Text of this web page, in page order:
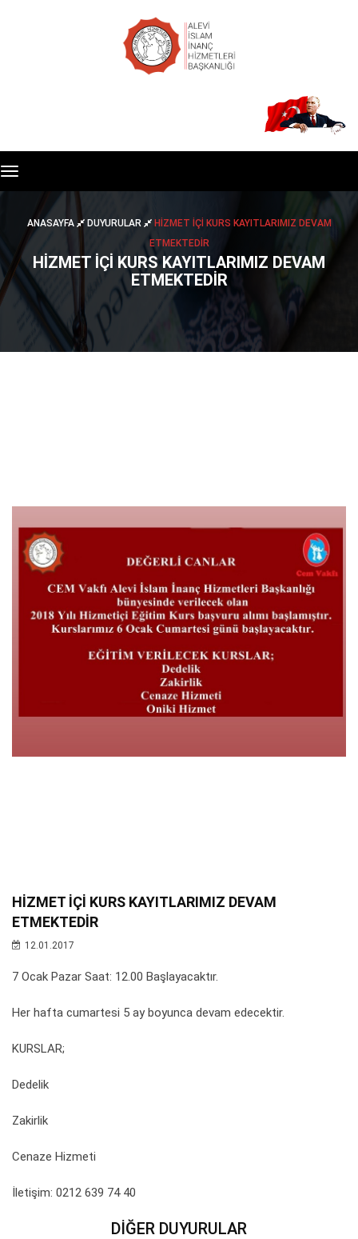
Toggle
navigation
ANASAYFA DUYURULAR
HİZMET İÇİ KURS KAYITLARIMIZ DEVAM
ETMEKTEDİR
HİZMET İÇİ KURS KAYITLARIMIZ DEVAM
ETMEKTEDİR
HİZMET İÇİ KURS KAYITLARIMIZ DEVAM
ETMEKTEDİR
12.01.2017
7 Ocak Pazar Saat: 12.00 Başlayacaktır.
Her hafta cumartesi 5 ay boyunca devam edecektir.
KURSLAR;
Dedelik
Zakirlik
Cenaze Hizmeti
İletişim: 0212 639 74 40
DIĞER DUYURULAR